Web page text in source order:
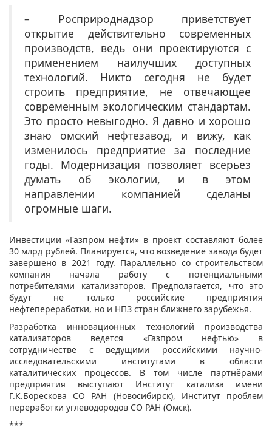
– Росприроднадзор приветствует
открытие действительно современных
производств, ведь они проектируются с
применением наилучших доступных
технологий. Никто сегодня не будет
строить предприятие, не отвечающее
современным экологическим стандартам.
Это просто невыгодно. Я давно и хорошо
знаю омский нефтезавод, и вижу, как
изменилось предприятие за последние
годы. Модернизация позволяет всерьез
думать об экологии, и в этом
направлении компанией сделаны
огромные шаги.
Инвестиции «Газпром нефти» в проект составляют более
30 млрд рублей. Планируется, что возведение завода будет
завершено в 2021 году. Параллельно со строительством
компания начала работу с потенциальными
потребителями катализаторов. Предполагается, что это
будут не только российские предприятия
нефтепереработки, но и НПЗ стран ближнего зарубежья.
Разработка инновационных технологий производства
катализаторов ведется «Газпром нефтью» в
сотрудничестве с ведущими российскими научно-
исследовательскими институтами в области
каталитических процессов. В том числе партнёрами
предприятия выступают Институт катализа имени
Г.К.Борескова СО РАН (Новосибирск), Институт проблем
переработки углеводородов СО РАН (Омск).
***